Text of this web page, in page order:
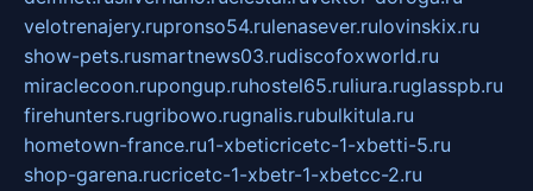
velotrenajery.rupronso54.rulenasever.rulovinskix.ru
show-pets.rusmartnews03.rudiscofoxworld.ru
miraclecoon.rupongup.ruhostel65.ruliura.ruglasspb.ru
firehunters.rugribowo.rugnalis.rubulkitula.ru
hometown-france.ru1-xbeticricetc-1-xbetti-5.ru
shop-garena.rucricetc-1-xbetr-1-xbetcc-2.ru